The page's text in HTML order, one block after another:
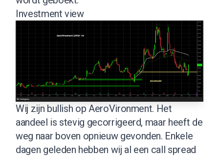
Investment view
Wij zijn bullish op AeroVironment. Het
aandeel is stevig gecorrigeerd, maar heeft de
weg naar boven opnieuw gevonden. Enkele
dagen geleden hebben wij al een call spread